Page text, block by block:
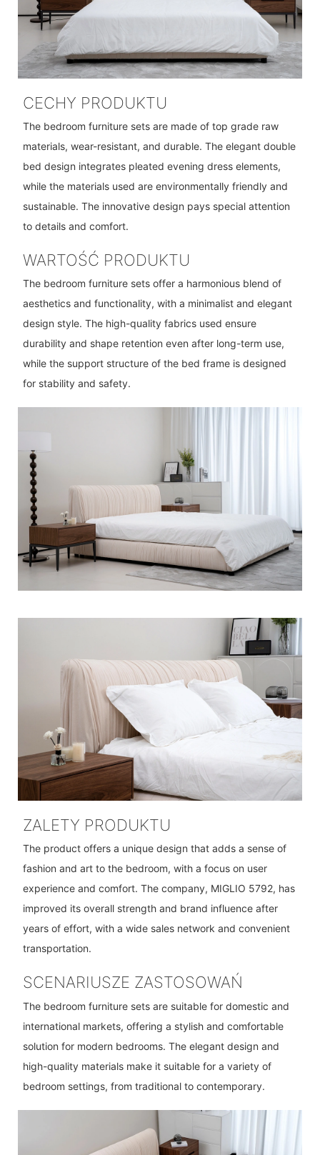
CECHY PRODUKTU
The bedroom furniture sets are made of top grade raw
materials, wear-resistant, and durable. The elegant double
bed design integrates pleated evening dress elements,
while the materials used are environmentally friendly and
sustainable. The innovative design pays special attention
to details and comfort.
WARTOŚĆ PRODUKTU
The bedroom furniture sets offer a harmonious blend of
aesthetics and functionality, with a minimalist and elegant
design style. The high-quality fabrics used ensure
durability and shape retention even after long-term use,
while the support structure of the bed frame is designed
for stability and safety.
ZALETY PRODUKTU
The product offers a unique design that adds a sense of
fashion and art to the bedroom, with a focus on user
experience and comfort. The company, MIGLIO 5792, has
improved its overall strength and brand influence after
years of effort, with a wide sales network and convenient
transportation.
SCENARIUSZE ZASTOSOWAŃ
The bedroom furniture sets are suitable for domestic and
international markets, offering a stylish and comfortable
solution for modern bedrooms. The elegant design and
high-quality materials make it suitable for a variety of
bedroom settings, from traditional to contemporary.